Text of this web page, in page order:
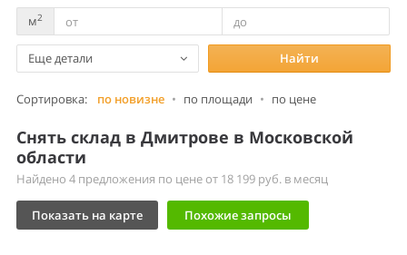
м2
Еще детали Найти
Сортировка: по новизне • по площади • по цене
Снять склад в Дмитрове в Московской
области
Найдено 4 предложения по цене от 18 199 руб. в месяц
Показать на карте Похожие запросы